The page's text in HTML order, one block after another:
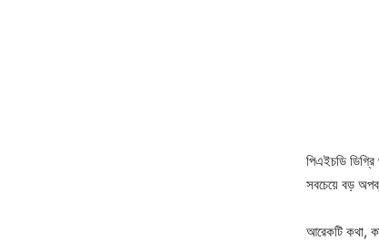
পিএইচডি
সবচেয়ে বড়
আরেকটি কথা,